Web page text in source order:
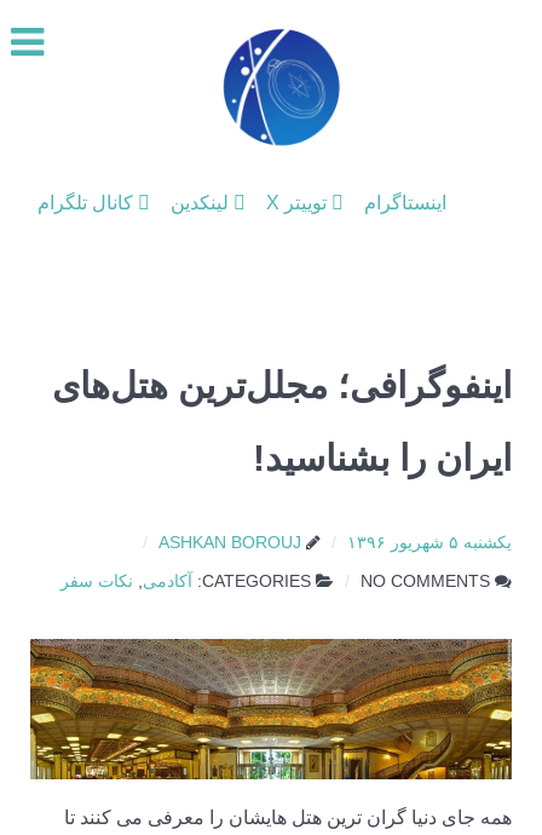
اینستاگرام توییتر X لینکدین کانال تلگرام
اینفوگرافی؛ مجلل‌ترین هتل‌های
ایران را بشناسید!
یکشنبه ۵ شهریور ۱۳۹۶ ASHKAN BOROUJ
NO COMMENTS
CATEGORIES: آکادمی نکات سفر
همه جای دنیا گران ترین هتل هایشان را معرفی می کنند تا